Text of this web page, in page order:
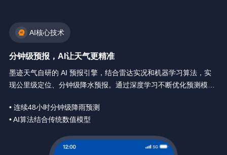
AI核心技术
分钟级预报，AI让天气更精准
墨迹天气自研的 AI 预报引擎，结合雷达实况和机器学习算法，实
现公里级定位、分钟级降水预报。通过深度学习不断优化预测模
• 连续48小时分钟级降雨预测
• AI算法结合传统数值模型